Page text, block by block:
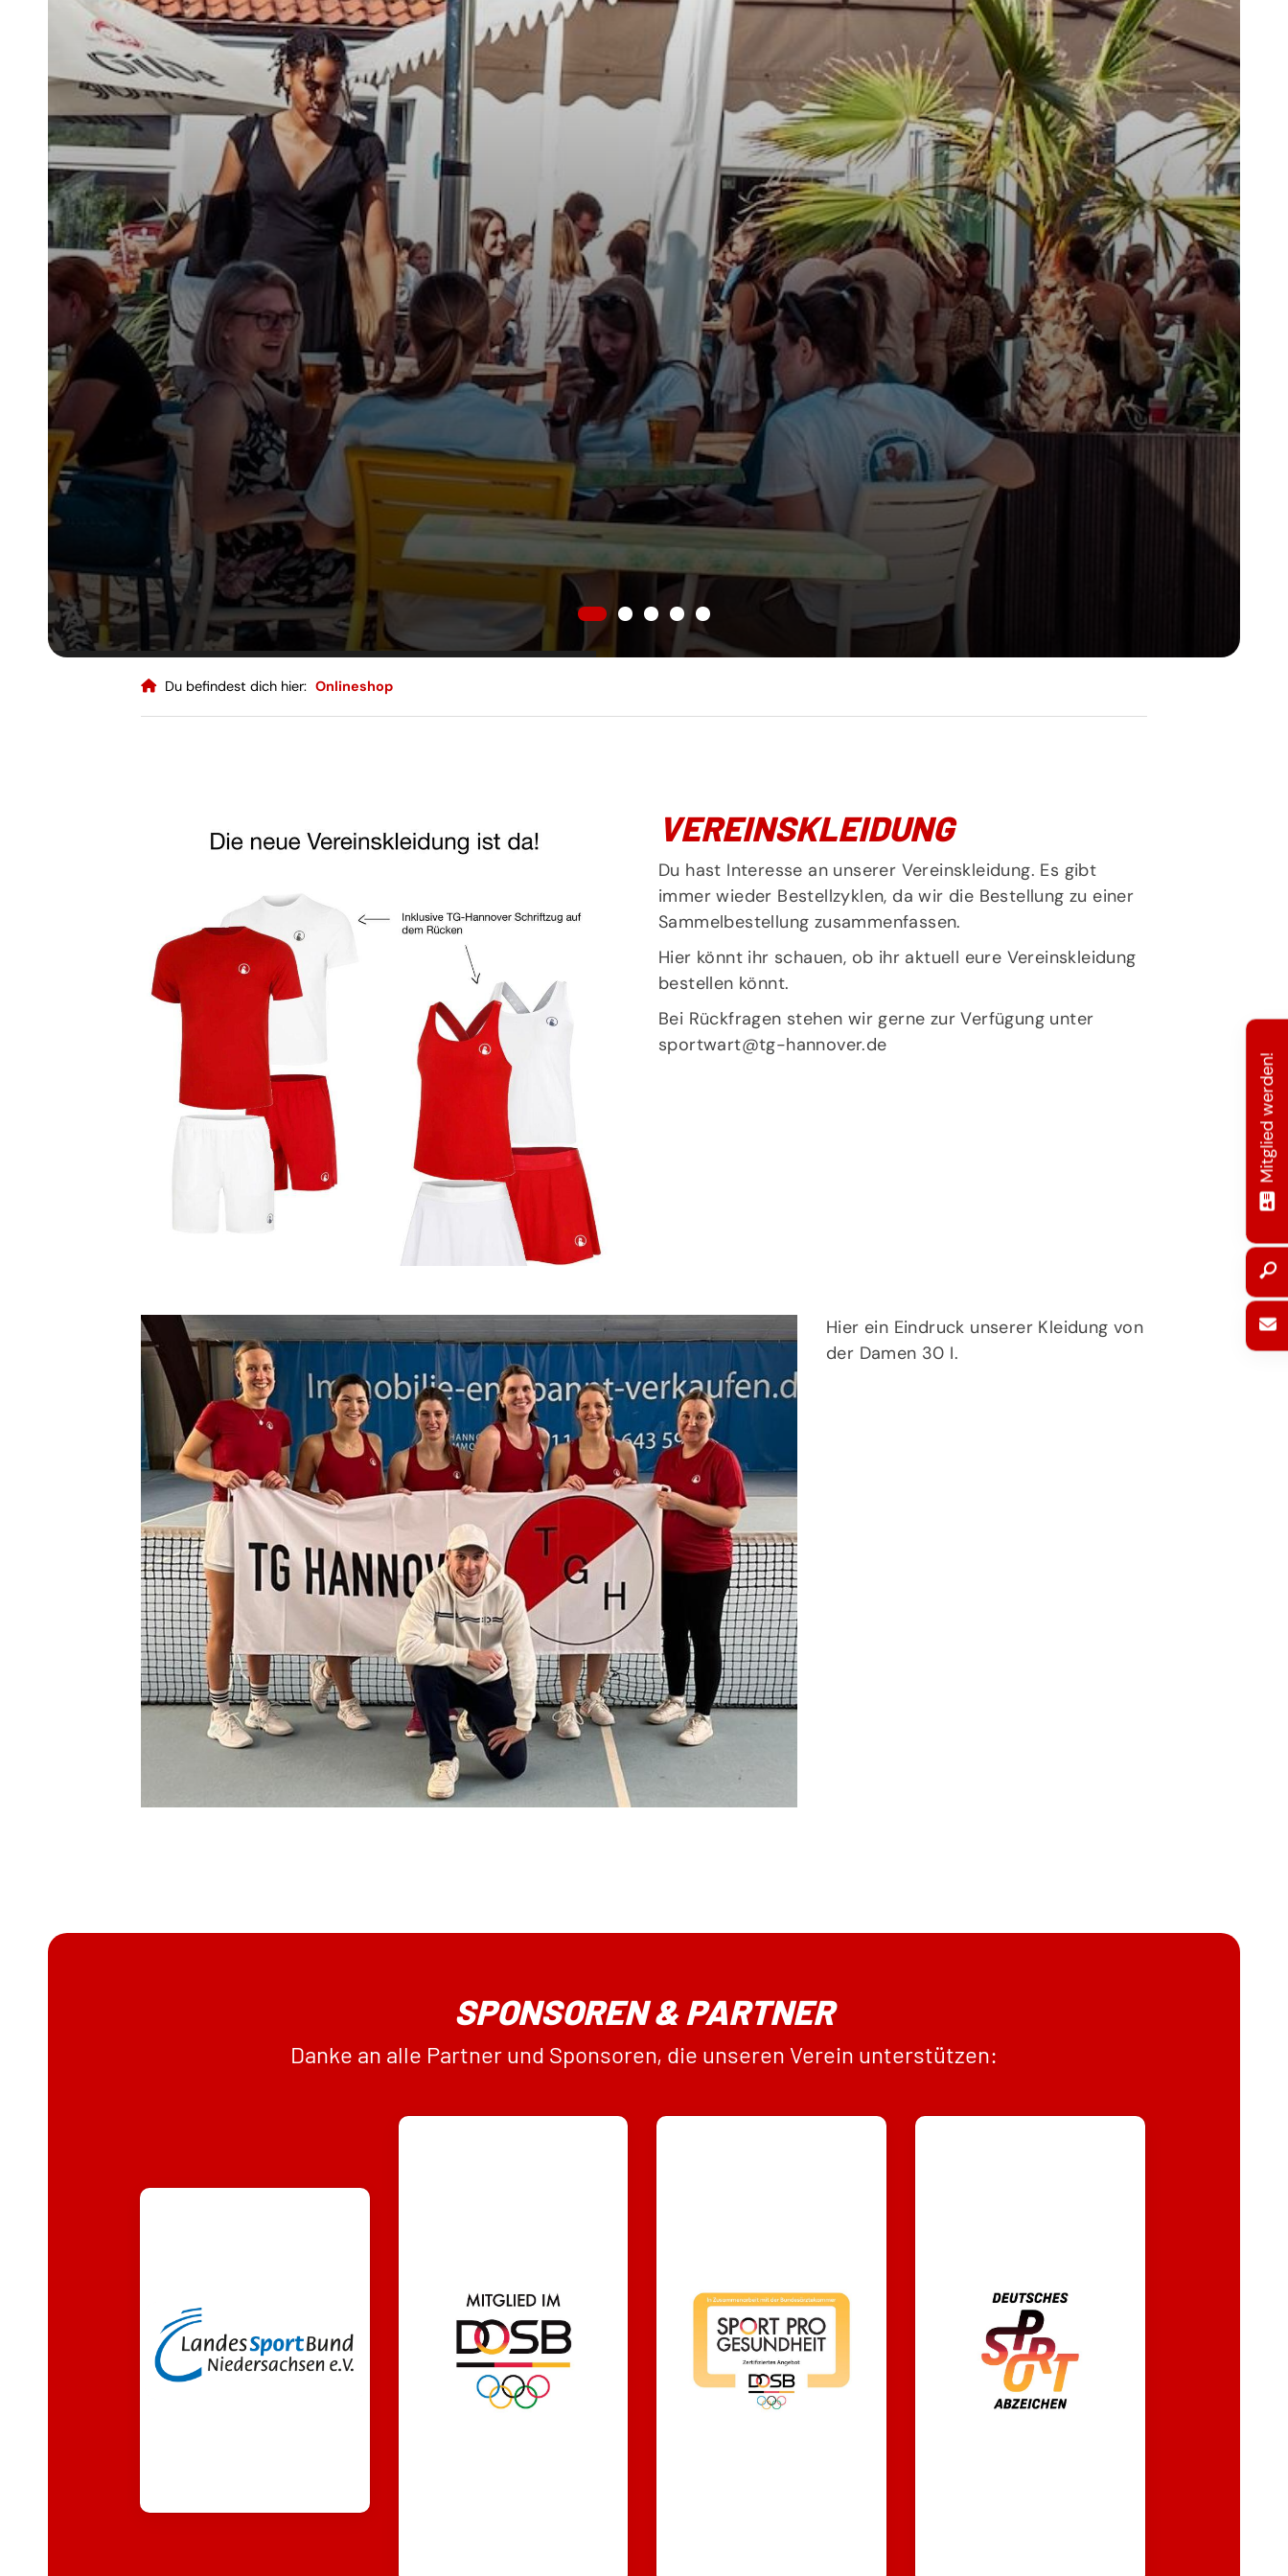
Du befindest dich hier: Onlineshop
VEREINSKLEIDUNG
Du hast Interesse an unserer Vereinskleidung. Es gibt
immer wieder Bestellzyklen, da wir die Bestellung zu einer
Sammelbestellung zusammenfassen.
Hier könnt ihr schauen, ob ihr aktuell eure Vereinskleidung
bestellen könnt.
Bei Rückfragen stehen wir gerne zur Verfügung unter
sportwart@tg-hannover.de
Hier ein Eindruck unserer Kleidung von
der Damen 30 I.
SPONSOREN & PARTNER
Danke an alle Partner und Sponsoren, die unseren Verein unterstützen:
Mitglied werden!
Geschäftsstelle
Tennisgemeinschaft Hannover e.V.
Bischofsholer Damm 97
30173 Hannover
info@tghannover.de
Sportangebote finden
Trainingszeiten
Tennis
Pickleball
Service
Alles zur Mitgliedschaft
Platzbuchung
Spielregeln